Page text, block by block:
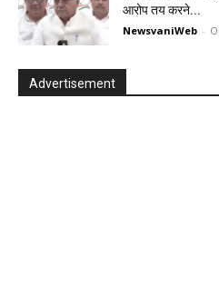
आरोप तय करने...
NewsvaniWeb -
Advertisement